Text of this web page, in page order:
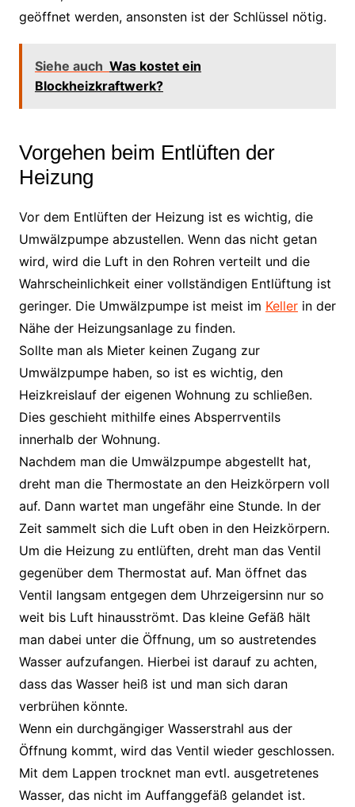
geöffnet werden, ansonsten ist der Schlüssel nötig.
Siehe auch Was kostet ein
Blockheizkraftwerk?
Vorgehen beim Entlüften der
Heizung
Vor dem Entlüften der Heizung ist es wichtig, die
Umwälzpumpe abzustellen. Wenn das nicht getan
wird, wird die Luft in den Rohren verteilt und die
Wahrscheinlichkeit einer vollständigen Entlüftung ist
geringer. Die Umwälzpumpe ist meist im Kellerin der
Nähe der Heizungsanlage zu finden.
Sollte man als Mieter keinen Zugang zur
Umwälzpumpe haben, so ist es wichtig, den
Heizkreislauf der eigenen Wohnung zu schließen.
Dies geschieht mithilfe eines Absperrventils
innerhalb der Wohnung.
Nachdem man die Umwälzpumpe abgestellt hat,
dreht man die Thermostate an den Heizkörpern voll
auf. Dann wartet man ungefähr eine Stunde. In der
Zeit sammelt sich die Luft oben in den Heizkörpern.
Um die Heizung zu entlüften, dreht man das Ventil
gegenüber dem Thermostat auf. Man öffnet das
Ventil langsam entgegen dem Uhrzeigersinn nur so
weit bis Luft hinausströmt. Das kleine Gefäß hält
man dabei unter die Öffnung, um so austretendes
Wasser aufzufangen. Hierbei ist darauf zu achten,
dass das Wasser heiß ist und man sich daran
verbrühen könnte.
Wenn ein durchgängiger Wasserstrahl aus der
Öffnung kommt, wird das Ventil wieder geschlossen.
Mit dem Lappen trocknet man evtl. ausgetretenes
Wasser, das nicht im Auffanggefäß gelandet ist.